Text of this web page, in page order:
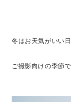
冬はお天気がいい
ご撮影向けの季節